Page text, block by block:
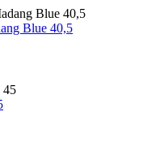
Blue 40,5